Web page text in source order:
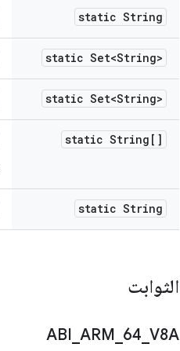
static String
static Set<String>
static Set<String>
static String[]
static String
الثوابت
ABI ARM 64 V8A